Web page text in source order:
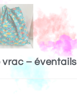
vrac – éventails